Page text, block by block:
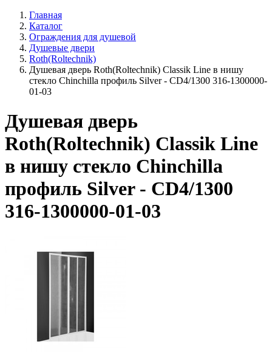
Главная
Каталог
Ограждения для душевой
Душевые двери
Roth(Roltechnik)
Душевая дверь Roth(Roltechnik) Classik Line в нишу
стекло Chinchilla профиль Silver - CD4/1300 316-1300000-
01-03
Душевая дверь
Roth(Roltechnik) Classik Line
в нишу стекло Chinchilla
профиль Silver - CD4/1300
316-1300000-01-03